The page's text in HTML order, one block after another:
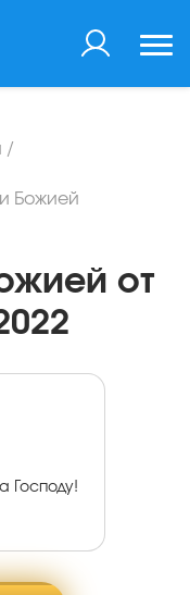
/
Божией
от
Господу!